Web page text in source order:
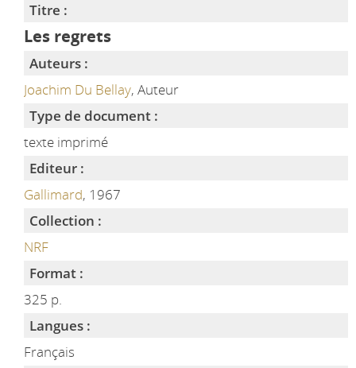
Titre :
Les regrets
Auteurs :
Joachim Du Bellay, Auteur
Type de document :
texte imprimé
Editeur :
Gallimard, 1967
Collection :
NRF
Format :
325 p.
Langues :
Français